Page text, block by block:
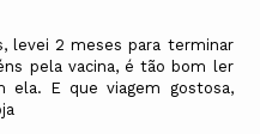
levei 2 meses para terminar
pela vacina, é tão bom ler
ela. E que viagem gostosa,